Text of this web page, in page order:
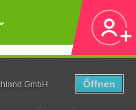
GmbH
Öffnen